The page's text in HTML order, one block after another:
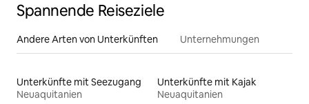
Spannende Reiseziele
Andere Arten von Unterkünften Unternehmungen
Unterkünfte mit Seezugang
Neuaquitanien
Unterkünfte mit Kajak
Neuaquitanien